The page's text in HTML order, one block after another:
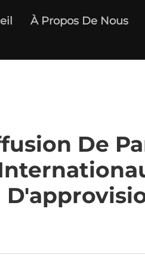
À Propos De Nous
De